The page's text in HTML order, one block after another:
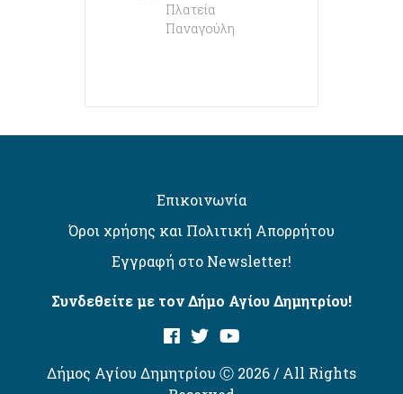
Πλατεία
Παναγούλη
Επικοινωνία
Όροι χρήσης και Πολιτική Απορρήτου
Εγγραφή στο Newsletter!
Συνδεθείτε με τον Δήμο Αγίου Δημητρίου!
Δήμος Αγίου Δημητρίου Ⓒ 2026 / All Rights